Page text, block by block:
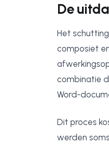
De
Het
composiet
combinatie
Word-
Dit proces
werden